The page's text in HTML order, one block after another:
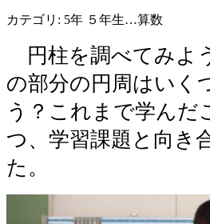
カテゴリ: 5年 ５年生…算数
円柱を調べてみよ
の部分の円周はいく
う？これまで学んだ
つ、学習課題と向き
た。